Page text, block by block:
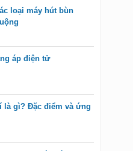
loại máy hút bùn
áp điện tử
là gì? Đặc điểm và ứng